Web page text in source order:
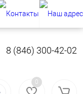
8 (846) 300-42-02
0